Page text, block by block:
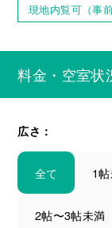
現地内覧可（事前
料金・空室状
広さ：
全て 1
2帖〜3帖未満